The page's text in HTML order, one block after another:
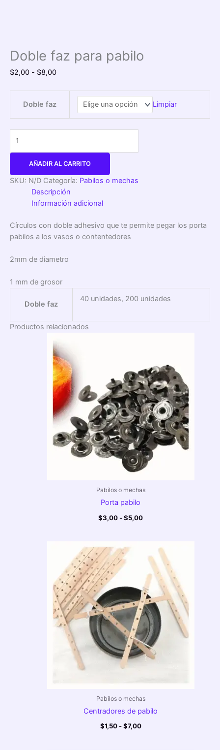
Doble faz para pabilo
$2,00 - $8,00
Doble faz Limpiar
AÑADIR AL CARRITO
SKU: N/D Categoría: Pabilos o mechas
Descripción
Información adicional
Círculos con doble adhesivo que te permite pegar los porta
pabilos a los vasos o contentedores
2mm de diametro
1 mm de grosor
Doble faz
40 unidades, 200 unidades
Productos relacionados
Pabilos o mechas
Porta pabilo
$3,00 - $5,00
$3,00
hasta
$5,00
Pabilos o mechas
Centradores de pabilo
$1,50 -$7,00
precios:
desde
$1,50
hasta
$7,00